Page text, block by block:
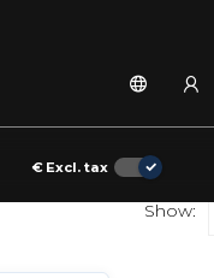
€ Excl. tax
Show: